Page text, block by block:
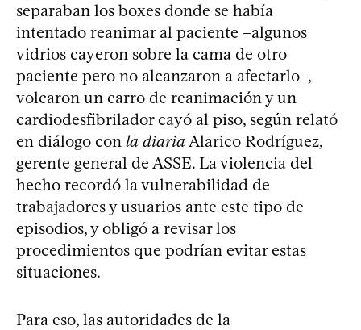
separaban los boxes donde se había
intentado reanimar al paciente –algunos
vidrios cayeron sobre la cama de otro
paciente pero no alcanzaron a afectarlo–,
volcaron un carro de reanimación y un
cardiodesfibrilador cayó al piso, según relató
en diálogo con la diariaAlarico Rodríguez,
gerente general de ASSE. La violencia del
hecho recordó la vulnerabilidad de
trabajadores y usuarios ante este tipo de
episodios, y obligó a revisar los
procedimientos que podrían evitar estas
situaciones.
Para eso, las autoridades de la